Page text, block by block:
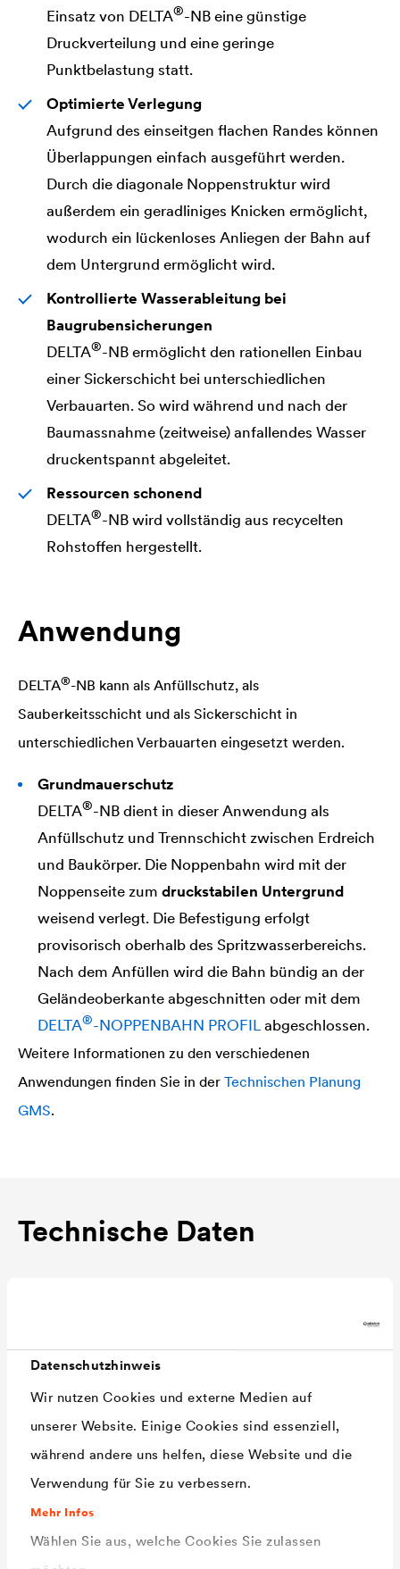
Datenschutzhinweis
Wir nutzen Cookies und externe Medien auf
unserer Website. Einige Cookies sind essenziell,
während andere uns helfen, diese Website und die
Verwendung für Sie zu verbessern.
Mehr Infos
Wählen Sie aus, welche Cookies Sie zulassen
Einsatz von DELTA®-NB eine günstige
Druckverteilung und eine geringe
Punktbelastung statt.
Optimierte Verlegung
Aufgrund des einseitgen flachen Randes können
Überlappungen einfach ausgeführt werden.
Durch die diagonale Noppenstruktur wird
außerdem ein geradliniges Knicken ermöglicht,
wodurch ein lückenloses Anliegen der Bahn auf
dem Untergrund ermöglicht wird.
Kontrollierte Wasserableitung bei
Baugrubensicherungen
DELTA®-NB ermöglicht den rationellen Einbau
einer Sickerschicht bei unterschiedlichen
Verbauarten. So wird während und nach der
Baumassnahme (zeitweise) anfallendes Wasser
druckentspannt abgeleitet.
Ressourcen schonend
DELTA®-NB wird vollständig aus recycelten
Rohstoffen hergestellt.
Anwendung
DELTA®-NB kann als Anfüllschutz, als
Sauberkeitsschicht und als Sickerschicht in
unterschiedlichen Verbauarten eingesetzt werden.
Grundmauerschutz
DELTA®-NB dient in dieser Anwendung als
Anfüllschutz und Trennschicht zwischen Erdreich
und Baukörper. Die Noppenbahn wird mit der
Noppenseite zum druckstabilen Untergrund
weisend verlegt. Die Befestigung erfolgt
provisorisch oberhalb des Spritzwasserbereichs.
Nach dem Anfüllen wird die Bahn bündig an der
Geländeoberkante abgeschnitten oder mit dem
DELTA®-NOPPENBAHN PROFILabgeschlossen.
Weitere Informationen zu den verschiedenen
Anwendungen finden Sie in der Technischen Planung
GMS.
Technische Daten
Farbe
Noppenhöhe
ca. 8 mm
Druckfestigkeit
ca. 200 kN/m²
Luftvolumen
zwischen den
Noppen
ca. 5,3 l/m²
Temperaturbestän
-30 °C bis + 80 °C